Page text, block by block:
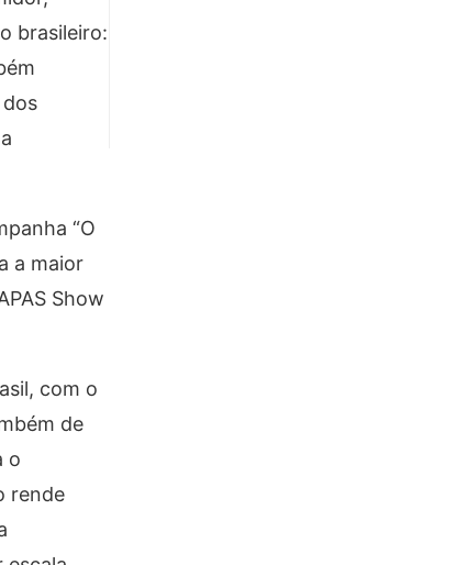
brasileiro:
“O
a maior
Show
com o
de
o
rende